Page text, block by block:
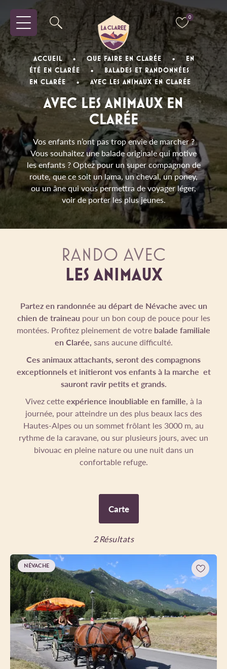
0
ACCUEIL • QUE FAIRE EN CLARÉE •
EN
ÉTÉ EN CLARÉE
•
BALADES ET RANDONNÉES
EN CLARÉE
• AVEC LES ANIMAUX EN CLARÉE
AVEC LES ANIMAUX EN
CLARÉE
Vos enfants n’ont pas trop envie de marcher ?
Vous souhaitez une balade originale qui motive
les enfants ? Optez pour un super compagnon de
route, que ce soit un lama, un cheval, un poney,
ou un âne qui vous permettra de voyager léger,
voir de porter les plus jeunes.
RANDO AVEC
LES ANIMAUX
Partez en randonnée au départ de Névache avec un
chien de traineau pour un bon coup de pouce pour les
montées. Profitez pleinement de votre balade familiale
en Clarée, sans aucune difficulté.
Ces animaux attachants, seront des compagnons
exceptionnels et initieront vos enfants à la marche et
sauront ravir petits et grands.
Vivez cetteexpérience inoubliable en famille, à la
journée, pour atteindre un des plus beaux lacs des
Hautes-Alpes ou un sommet frôlant les 3000 m, au
rythme de la caravane, ou sur plusieurs jours, avec un
bivouac en pleine nature ou une nuit dans un
confortable refuge.
2Résultats
Carte
NÉVACHE